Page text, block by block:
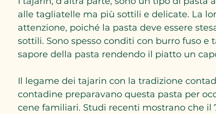
alle tagliatelle ma più sottili e delicate. La
attenzione, poiché la pasta deve essere
sottili. Sono spesso conditi con burro fuso
sapore della pasta rendendo il piatto un
Il legame dei tajarin con la tradizione
contadine preparavano questa pasta per
cene familiari. Studi recenti mostrano che il